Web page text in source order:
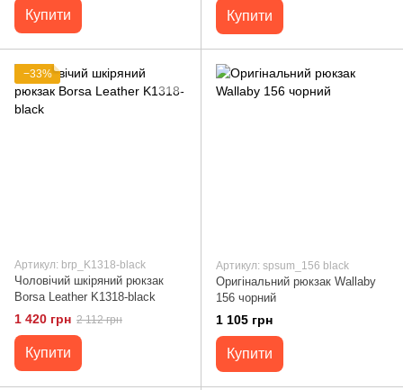
Купити Купити
−33%
Артикул: brp_K1318-black
Чоловічий шкіряний рюкзак
Borsa Leather K1318-black
1 420 грн 2 112 грн
Купити
Артикул: spsum_156 black
Оригінальний рюкзак Wallaby
156 чорний
1 105 грн
Купити